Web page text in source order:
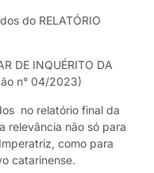
do RELATÓRIO
DE INQUÉRITO DA
n° 04/2023)
no relatório final da
relevância não só para
como para
catarinense.